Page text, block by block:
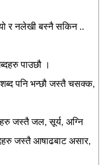
र नलेखी बस्नै सकिन ..
पाउछौ ।
शब्द पनि भन्छौ जस्तै चसक्क,
जस्तै जल, सूर्य, अग्नि
जस्तै आषाढबाट असार,